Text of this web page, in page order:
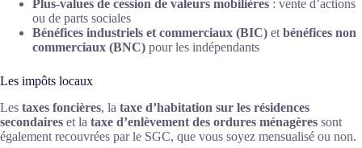
Plus-values de cession de valeurs mobilières : vente d’actions
ou de parts sociales
Bénéfices industriels et commerciaux (BIC) et bénéfices non
commerciaux (BNC) pour les indépendants
Les impôts locaux
Les taxes foncières, la taxe d’habitation sur les résidences
secondaires et la taxe d’enlèvement des ordures ménagères sont
également recouvrées par le SGC, que vous soyez mensualisé ou non.